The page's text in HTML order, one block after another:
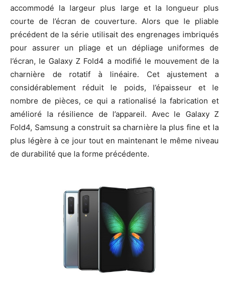
accommodé la largeur plus large et la longueur plus
courte de l’écran de couverture. Alors que le pliable
précédent de la série utilisait des engrenages imbriqués
pour assurer un pliage et un dépliage uniformes de
l’écran, le Galaxy Z Fold4 a modifié le mouvement de la
charnière de rotatif à linéaire. Cet ajustement a
considérablement réduit le poids, l’épaisseur et le
nombre de pièces, ce qui a rationalisé la fabrication et
amélioré la résilience de l’appareil. Avec le Galaxy Z
Fold4, Samsung a construit sa charnière la plus fine et la
plus légère à ce jour tout en maintenant le même niveau
de durabilité que la forme précédente.